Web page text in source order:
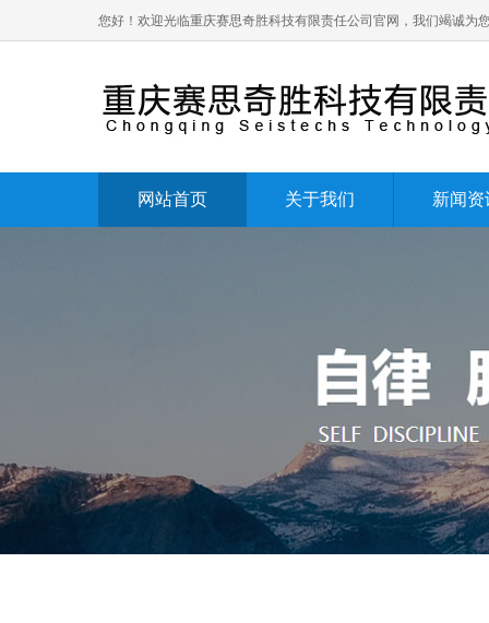
您好！欢迎光临重庆赛思奇胜科技有限责任公司官网，我们竭诚为
网站首页 关于我们 新闻资